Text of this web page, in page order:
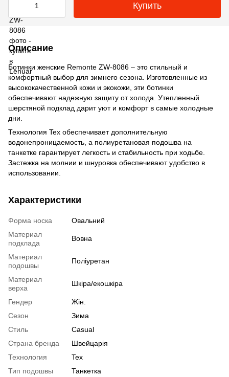
Купить
Описание
Ботинки женские Remonte ZW-8086 – это стильный и
комфортный выбор для зимнего сезона. Изготовленные из
высококачественной кожи и экокожи, эти ботинки
обеспечивают надежную защиту от холода. Утепленный
шерстяной подклад дарит уют и комфорт в самые холодные
дни.
Технология Tex обеспечивает дополнительную
водонепроницаемость, а полиуретановая подошва на
танкетке гарантирует легкость и стабильность при ходьбе.
Застежка на молнии и шнуровка обеспечивают удобство в
использовании.
Характеристики
Форма носка
Овальний
Материал
подклада
Вовна
Материал
подошвы
Поліуретан
Материал
верха
Шкіра/екошкіра
Гендер
Жін.
Сезон
Зима
Стиль
Casual
Страна бренда
Швейцарія
Технология
Tex
Тип подошвы
Танкетка